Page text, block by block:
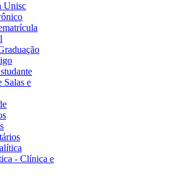
Unisc
Salas e
- Clínica e